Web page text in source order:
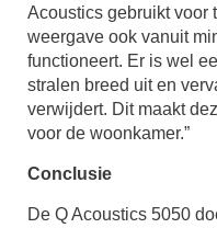
Acoustics gebruikt voor
weergave ook vanuit
functioneert. Er is wel
stralen breed uit en
verwijdert. Dit maakt
voor de woonkamer.”
Conclusie
De Q Acoustics 5050